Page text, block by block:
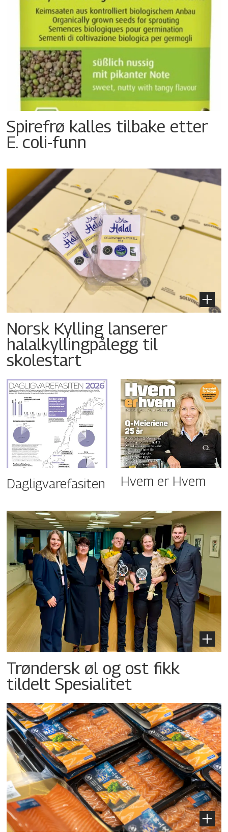
Spirefrø kalles tilbake etter
E. coli-funn
Norsk Kylling lanserer
halalkyllingpålegg til
skolestart
Dagligvarefasiten Hvem er Hvem
Trøndersk øl og ost fikk
tildelt Spesialitet